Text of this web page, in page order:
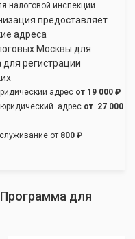
налоговой инспекции.
предоставляет
адреса
Москвы для
регистрации
адрес от 19 000 ₽
адрес от 27 000
от 800 ₽
Программа для